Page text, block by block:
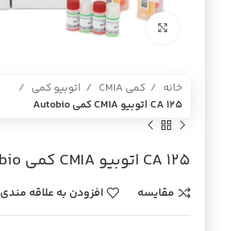
برای بزرگنمایی کلیک کنید
خانه کمی CMIA
اتوبیو کمی
CA 125 اتوبيو CMIA كمي Autobio
CA 125 اتوبيو CMIA كمي Autobio
مقایسه افزودن به علاقه